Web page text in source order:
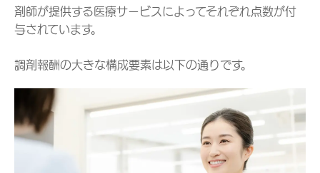
剤師が提供する医療サービスによってそれぞれ点数が付
与されています。
調剤報酬の大きな構成要素は以下の通りです。